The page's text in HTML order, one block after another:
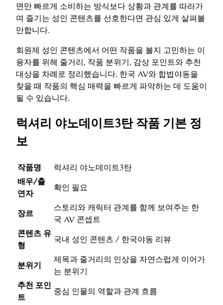
면만 빠르게 소비하는 방식보다 상황과 관계를 따라가
며 즐기는 성인 콘텐츠를 선호한다면 관심 있게 살펴볼
만합니다.
회원제 성인 콘텐츠에서 어떤 작품을 볼지 고민하는 이
용자를 위해 줄거리, 작품 분위기, 감상 포인트와 추천
대상을 차례로 정리했습니다. 한국 AV와 합법야동을
찾을 때 작품의 핵심 매력을 빠르게 파악하는 데 도움이
될 수 있습니다.
럭셔리 야노데이트3탄 작품 기본 정
보
작품명
럭셔리 야노데이트3탄
배우/출
연자
확인 필요
장르
스토리와 캐릭터 관계를 함께 보여주는 한
국 AV 콘셉트
콘텐츠 유
형
국내 성인 콘텐츠 / 한국야동 리뷰
분위기
제목과 줄거리의 인상을 자연스럽게 이어가
는 분위기
추천 포인
트
중심 인물의 역할과 관계 흐름